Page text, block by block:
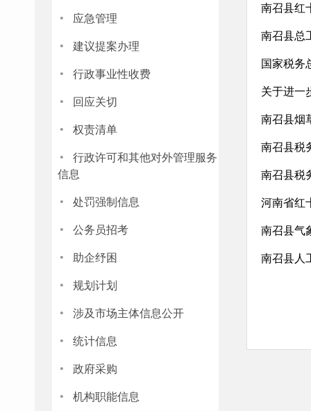
· 应急管理
· 建议提案办理
· 行政事业性收费
· 回应关切
· 权责清单
·
行政许可和其他对外管理服务
信息
· 处罚强制信息
· 公务员招考
· 助企纾困
· 规划计划
· 涉及市场主体信息公开
· 统计信息
· 政府采购
· 机构职能信息
南召县红
南召县总
国家税务
关于进一
南召县烟
南召县税
南召县税
河南省红
南召县气
南召县人